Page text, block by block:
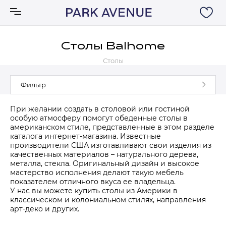
Ковры
Мебель
Свет
Акции
Бренды
Столы Balhome
Столы
Фильтр
При желании создать в столовой или гостиной
особую атмосферу помогут обеденные столы в
американском стиле, представленные в этом разделе
каталога интернет-магазина. Известные
производители США изготавливают свои изделия из
качественных материалов – натурального дерева,
металла, стекла. Оригинальный дизайн и высокое
мастерство исполнения делают такую мебель
показателем отличного вкуса ее владельца.
У нас вы можете купить столы из Америки в
классическом и колониальном стилях, направления
арт-деко и других.